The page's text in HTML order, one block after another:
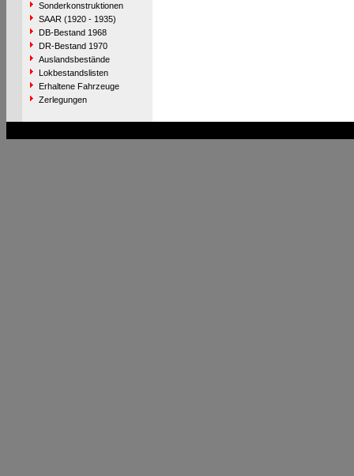
Sonderkonstruktionen
SAAR (1920 - 1935)
DB-Bestand 1968
DR-Bestand 1970
Auslandsbestände
Lokbestandslisten
Erhaltene Fahrzeuge
Zerlegungen